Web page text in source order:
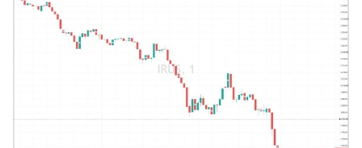
ежедневно пользуются тысячи людей, и
сеть спешлти кофеен.
Мы считаем, что будущее рынка не за бесконечной
погоней за IPO, а за долгосрочными инвестициями в
близкие потребителям, растущие компании, которые
создают реальную ценность уже сегодня. В
новые проекты от BITL